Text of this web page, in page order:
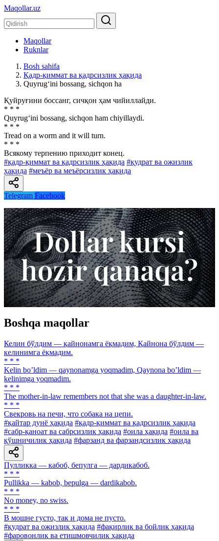
Maqollar.uz
Maqollar
Ruknlar
Bosh sahifa
Қадр-қиммат ва қадрсизлик ҳақида
Quyrug‘ini bossang, sichqon ha
Қуйруғини боссанг, сичқон ҳам чийиллайди.
* * *
Quyrug‘ini bossang, sichqon ham chiyillaydi.
* * *
Tread on a worm and it will turn.
* * *
Всякому терпению приходит конец.
#қадр-қиммат ва қадрсизлик ҳақида #қудрат ва ожизлик
ҳақида #меъёр ва меъёрсизлик ҳақида
Telegram Facebook
Boshqa maqollar
Келин бўлдим — қайнонамга ёқмадим, Қайнона бўлдим —
келинимга ёқмадим.
* * *
Kelin boʼldim — qaynonamga yoqmadim, Qaynona boʼldim —
kelinimga yoqmadim.
* * *
The mother-in-law remembers not that she was a daughter-in-law.
* * *
Свекровь на печи, что собака на цепи.
#қайтар дунё ҳақида #қадр-қиммат ва қадрсизлик ҳақида
#сабр-қаноат ва сабрсизлик ҳақида #оила ҳақида #оила ва
қўшничилик ҳақида #фарзанд ва фарзандсизлик ҳақида
Пулликка — кабоб, бепулга — дардикабоб.
* * *
Pullikka — kabob, bepulga — dardikabob.
* * *
No money, no swiss.
* * *
В мошне густо, так и дома не пусто.
#қудрат ва ожизлик ҳақида #фақирлик ва бойлик ҳақида
#фаровонлик ва етишмовчилик ҳақида